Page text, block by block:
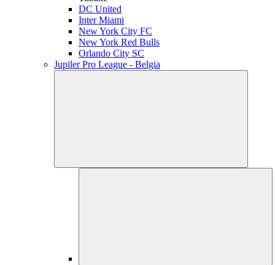
DC United
Inter Miami
New York City FC
New York Red Bulls
Orlando City SC
Jupiler Pro League - Belgia